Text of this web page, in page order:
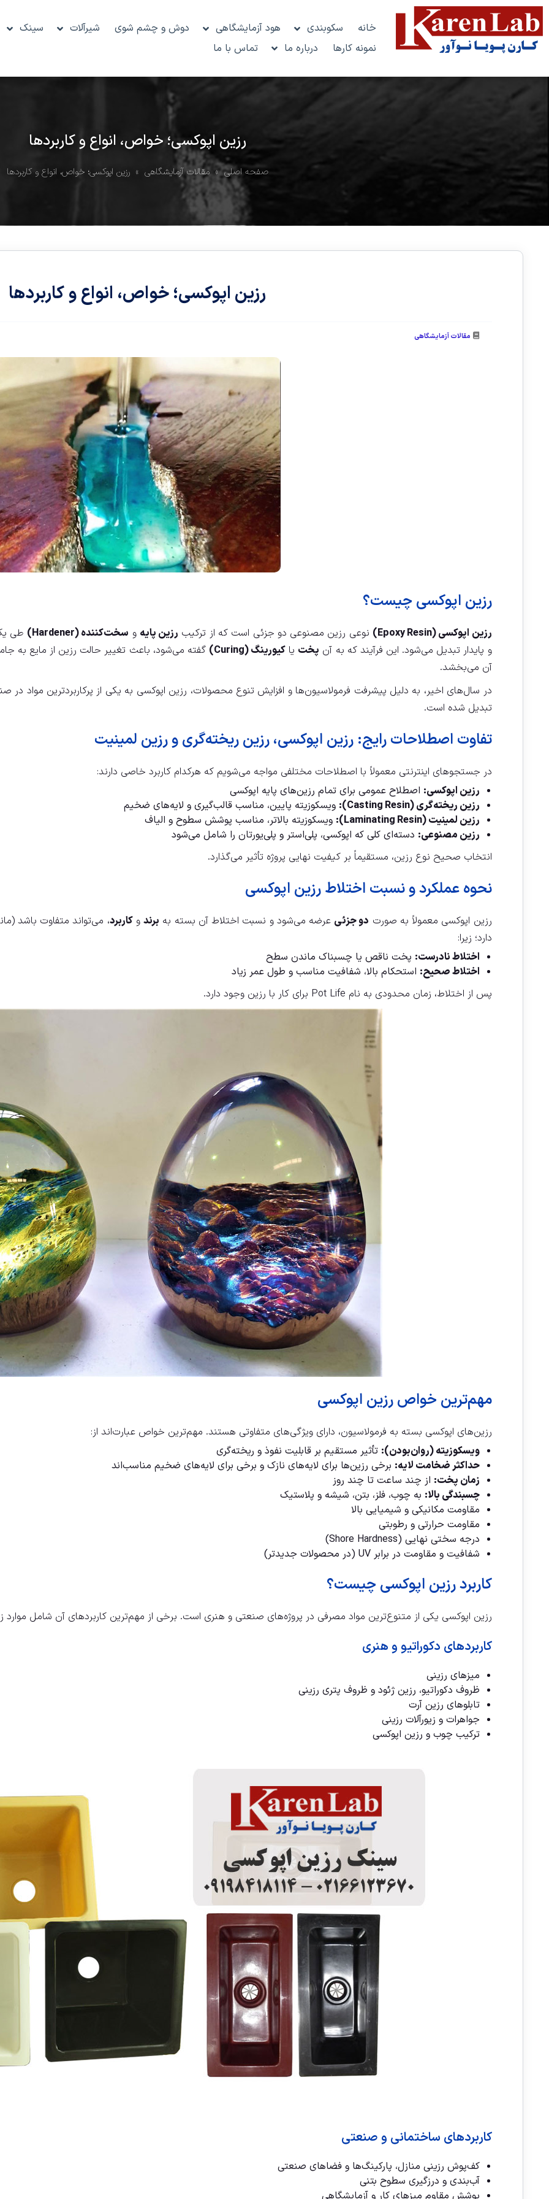
خانه سکوبندی هود آزمایشگاهی دوش و چشم شوی شیرآلات سینک
نمونه کارها
درباره ما تماس با ما
رزین اپوکسی؛ خواص، انواع و کاربردها
صفحه اصلی»مقالات آزمایشگاهی » رزین اپوکسی؛ خواص، انواع و کاربردها
رزین اپوکسی؛ خواص، انواع و کاربردها
مقالات آزمایشگاهی
رزین اپوکسی چیست؟
رزین اپوکسی (Epoxy Resin) نوعی رزین مصنوعی دو جزئی است که از ترکیب رزین پایه و سخت‌کننده (Hardener)
طی
و پایدار تبدیل می‌شود. این فرآیند که به آن پخت یا کیورینگ (Curing)
گفته می‌شود، باعث تغییر حالت رزین از مایع به
آن می‌بخشد.
در سال‌های اخیر، به دلیل پیشرفت فرمولاسیون‌ها و افزایش تنوع محصولات، رزین اپوکسی به یکی از پرکاربردترین مواد در
تبدیل شده است.
تفاوت اصطلاحات رایج: رزین اپوکسی، رزین ریخته‌گری و رزین لمینیت
در جستجوهای اینترنتی معمولاً با اصطلاحات مختلفی مواجه می‌شویم که هرکدام کاربرد خاصی دارند:
رزین اپوکسی: اصطلاح عمومی برای تمام رزین‌های پایه اپوکسی
رزین ریخته‌گری (Casting Resin):
ویسکوزیته پایین، مناسب قالب‌گیری و لایه‌های ضخیم
رزین لمینیت (Laminating Resin):
ویسکوزیته بالاتر، مناسب پوشش سطوح و الیاف
رزین مصنوعی: دسته‌ای کلی که اپوکسی، پلی‌استر و پلی‌یورتان را شامل می‌شود
انتخاب صحیح نوع رزین، مستقیماً بر کیفیت نهایی پروژه تأثیر می‌گذارد.
نحوه عملکرد و نسبت اختلاط رزین اپوکسی
رزین اپوکسی معمولاً به صورت دو جزئی عرضه می‌شود و نسبت اختلاط آن بسته به برندوکاربرد
دارد؛ زیرا:
اختلاط نادرست: پخت ناقص یا چسبناک ماندن سطح
اختلاط صحیح: استحکام بالا، شفافیت مناسب و طول عمر زیاد
پس از اختلاط، زمان محدودی به نام Pot Life برای کار با رزین وجود دارد.
مهم‌ترین خواص رزین اپوکسی
رزین‌های اپوکسی بسته به فرمولاسیون، دارای ویژگی‌های متفاوتی هستند. مهم‌ترین خواص عبارت‌اند از:
ویسکوزیته (روان‌بودن): تأثیر مستقیم بر قابلیت نفوذ و ریخته‌گری
حداکثر ضخامت لایه: برخی رزین‌ها برای لایه‌های نازک و برخی برای لایه‌های ضخیم مناسب‌اند
زمان پخت: از چند ساعت تا چند روز
چسبندگی بالا: به چوب، فلز، بتن، شیشه و پلاستیک
مقاومت مکانیکی و شیمیایی بالا
مقاومت حرارتی و رطوبتی
درجه سختی نهایی (Shore Hardness)
شفافیت و مقاومت در برابر UV (در محصولات جدیدتر)
کاربرد رزین اپوکسی چیست؟
رزین اپوکسی یکی از متنوع‌ترین مواد مصرفی در پروژه‌های صنعتی و هنری است. برخی از مهم‌ترین کاربردهای آن شامل موارد
کاربردهای دکوراتیو و هنری
میزهای رزینی
ظروف دکوراتیو، رزین ژئود و ظروف پتری رزینی
تابلوهای رزین آرت
جواهرات و زیورآلات رزینی
ترکیب چوب و رزین اپوکسی
کاربردهای ساختمانی و صنعتی
کف‌پوش رزینی منازل، پارکینگ‌ها و فضاهای صنعتی
آب‌بندی و درزگیری سطوح بتنی
پوشش مقاوم میزهای کار و آزمایشگاهی